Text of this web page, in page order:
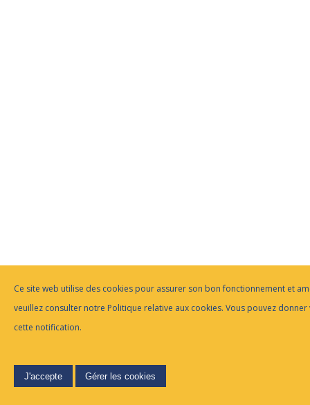
Ce site web utilise des cookies pour assurer son bon fonctionnement et
veuillez consulter notre Politique relative aux cookies. Vous pouvez
cette notification.
J'accepte Gérer les cookies